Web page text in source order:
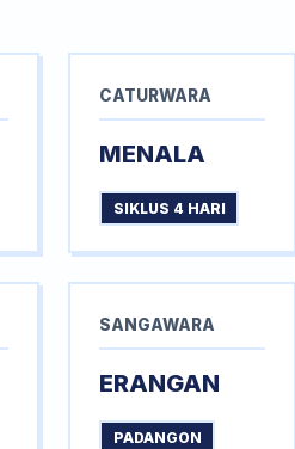
CATURWARA
MENALA
SIKLUS 4 HARI
SANGAWARA
ERANGAN
PADANGON